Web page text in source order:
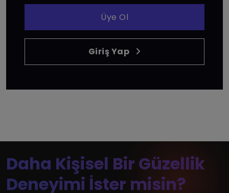
Üye Ol
Giriş Yap
Daha Kişisel Bir Güzellik
Deneyimi İster misin?